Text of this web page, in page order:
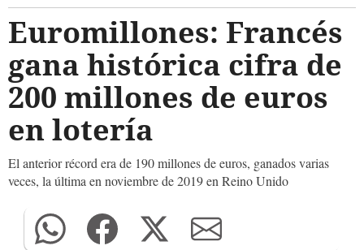
Euromillones: Francés
gana histórica cifra de
200 millones de euros
en lotería
El anterior récord era de 190 millones de euros, ganados varias
veces, la última en noviembre de 2019 en Reino Unido